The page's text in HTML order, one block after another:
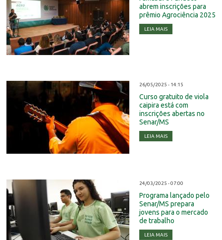
abrem inscrições para
prêmio Agrociência 2025
LEIA MAIS
26/05/2025 - 14:15
Curso gratuito de viola
caipira está com
inscrições abertas no
Senar/MS
LEIA MAIS
24/03/2025 - 07:00
Programa lançado pelo
Senar/MS prepara
jovens para o mercado
de trabalho
LEIA MAIS